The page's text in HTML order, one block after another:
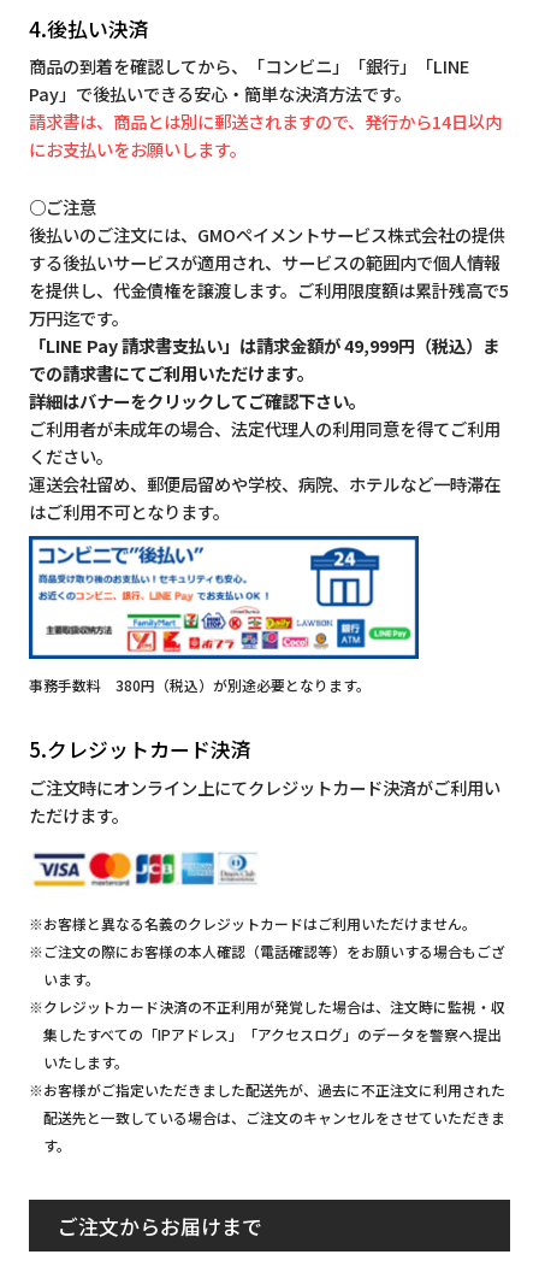
4.後払い決済
商品の到着を確認してから、「コンビニ」「銀行」「LINE
Pay」で後払いできる安心・簡単な決済方法です。
請求書は、商品とは別に郵送されますので、発行から14日以内
にお支払いをお願いします。
○ご注意
後払いのご注文には、GMOペイメントサービス株式会社の提供
する後払いサービスが適用され、サービスの範囲内で個人情報
を提供し、代金債権を譲渡します。ご利用限度額は累計残高で5
万円迄です。
「LINE Pay 請求書支払い」は請求金額が 49,999円（税込）ま
での請求書にてご利用いただけます。
詳細はバナーをクリックしてご確認下さい。
ご利用者が未成年の場合、法定代理人の利用同意を得てご利用
ください。
運送会社留め、郵便局留めや学校、病院、ホテルなど一時滞在
はご利用不可となります。
事務手数料 380円（税込）が別途必要となります。
5.クレジットカード決済
ご注文時にオンライン上にてクレジットカード決済がご利用い
ただけます。
※お客様と異なる名義のクレジットカードはご利用いただけません。
※ご注文の際にお客様の本人確認（電話確認等）をお願いする場合もござ
います。
※クレジットカード決済の不正利用が発覚した場合は、注文時に監視・収
集したすべての「IPアドレス」「アクセスログ」のデータを警察へ提出
いたします。
※お客様がご指定いただきました配送先が、過去に不正注文に利用された
配送先と一致している場合は、ご注文のキャンセルをさせていただきま
す。
ご注文からお届けまで